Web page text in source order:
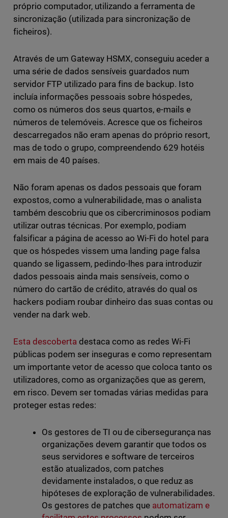
próprio computador, utilizando a ferramenta de
sincronização (utilizada para sincronização de
ficheiros).
Através de um Gateway HSMX, conseguiu aceder a
uma série de dados sensíveis guardados num
servidor FTP utilizado para fins de backup. Isto
incluía informações pessoais sobre hóspedes,
como os números dos seus quartos, e-mails e
números de telemóveis. Acresce que os ficheiros
descarregados não eram apenas do próprio resort,
mas de todo o grupo, compreendendo 629 hotéis
em mais de 40 países.
Não foram apenas os dados pessoais que foram
expostos, como a vulnerabilidade, mas o analista
também descobriu que os cibercriminosos podiam
utilizar outras técnicas. Por exemplo, podiam
falsificar a página de acesso ao Wi-Fi do hotel para
que os hóspedes vissem uma landing page falsa
quando se ligassem, pedindo-lhes para introduzir
dados pessoais ainda mais sensíveis, como o
número do cartão de crédito, através do qual os
hackers podiam roubar dinheiro das suas contas ou
vender na dark web.
Esta descobertadestaca como as redes Wi-Fi
públicas podem ser inseguras e como representam
um importante vetor de acesso que coloca tanto os
utilizadores, como as organizações que as gerem,
em risco. Devem ser tomadas várias medidas para
proteger estas redes:
Os gestores de TI ou de cibersegurança nas
organizações devem garantir que todos os
seus servidores e software de terceiros
estão atualizados, com patches
devidamente instalados, o que reduz as
hipóteses de exploração de vulnerabilidades.
Os gestores de patches que automatizam e